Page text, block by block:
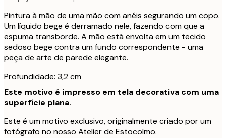
Pintura à mão de uma mão com anéis segurando um copo.
Um líquido bege é derramado nele, fazendo com que a
espuma transborde. A mão está envolta em um tecido
sedoso bege contra um fundo correspondente - uma
peça de arte de parede elegante.
Profundidade: 3,2 cm
Este motivo é impresso em tela decorativa com uma
superfície plana.
Este é um motivo exclusivo, originalmente criado por um
fotógrafo no nosso Atelier de Estocolmo.